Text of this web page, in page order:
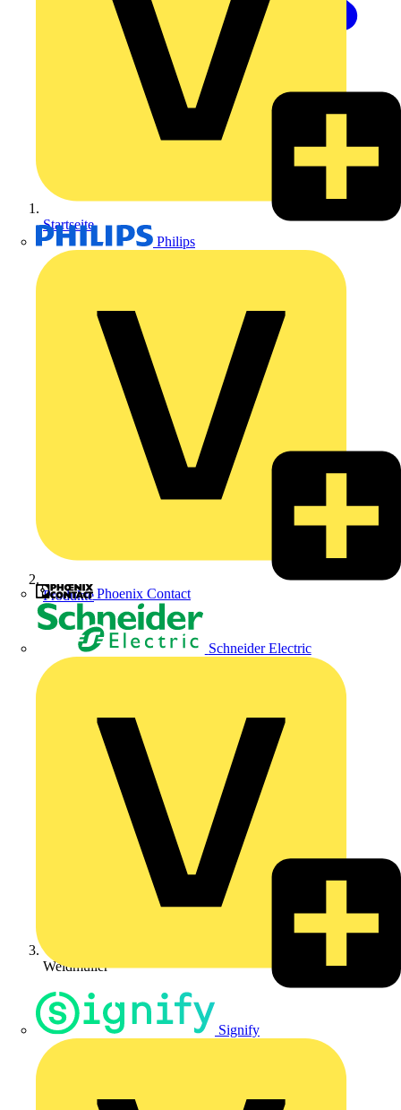
Philips
Phoenix Contact
Schneider Electric
Signify
Startseite
Produkte
Weidmüller